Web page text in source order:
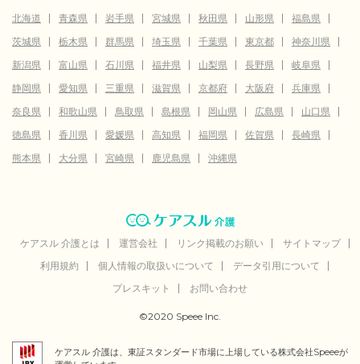
北海道 青森県 岩手県 宮城県 秋田県 山形県
福島県
茨城県
栃木県 群馬県 埼玉県 千葉県 東京都
神奈川県
新潟県
富山県 石川県 福井県 山梨県 長野県
岐阜県
静岡県
愛知県 三重県 滋賀県 京都府 大阪府
兵庫県
奈良県
和歌山県 鳥取県 島根県 岡山県 広島県
山口県
徳島県
香川県 愛媛県 高知県 福岡県 佐賀県
長崎県
熊本県
大分県 宮崎県 鹿児島県 沖縄県
ケアスル 介護とは 運営会社 リンク掲載のお願い
サイトマップ
利用規約
個人情報の取扱いについて
データ引用について
プレスキット
お問い合わせ
©2020 Speee Inc.
ケアスル 介護は、東証スタンダード市場に上場している株式会社Speeeが